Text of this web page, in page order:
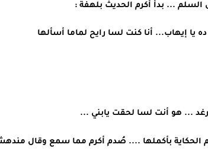
السلم ... بدأ أكرم الحديث بلهفة :
يا إيهاب... أنا كنت لسا رايح لماما أسألها
... هو أنت لسا لحقت يابني ...
الحكاية بأكملها .... صُدم أكرم مما سمع وقال